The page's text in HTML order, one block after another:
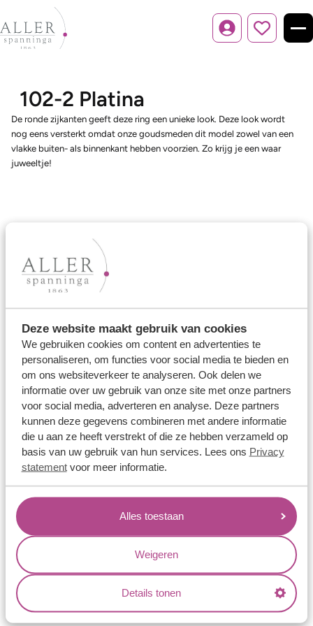
Deze website maakt gebruik van cookies
We gebruiken cookies om content en advertenties te
personaliseren, om functies voor social media te bieden en
om ons websiteverkeer te analyseren. Ook delen we
informatie over uw gebruik van onze site met onze partners
voor social media, adverteren en analyse. Deze partners
kunnen deze gegevens combineren met andere informatie
die u aan ze heeft verstrekt of die ze hebben verzameld op
basis van uw gebruik van hun services. Lees ons Privacy
statementvoor meer informatie.
Alles toestaan
Weigeren
Details tonen
Inloggen
102-2 Platina
De ronde zijkanten geeft deze ring een unieke look. Deze look wordt
nog eens versterkt omdat onze goudsmeden dit model zowel van een
vlakke buiten- als binnenkant hebben voorzien. Zo krijg je een waar
juweeltje!
Ons aanbod
Memoireringen
Verlovingsringen
Vriendschapsringen
Over ons
Aller Spanninga
Historie
Certificaten
Jouw voordelen
Conflictvrije Materialen
Oneindig veel mogelijkheden
Kwaliteit
Juweliers & Contact